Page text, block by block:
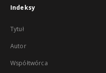
Indeksy
Tytuł
Autor
Współtwórca